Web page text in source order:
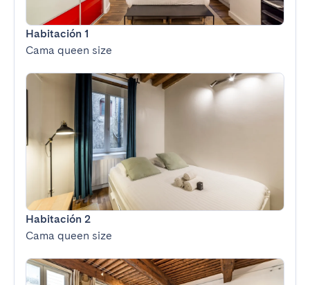
Habitación 1
Cama queen size
Habitación 2
Cama queen size